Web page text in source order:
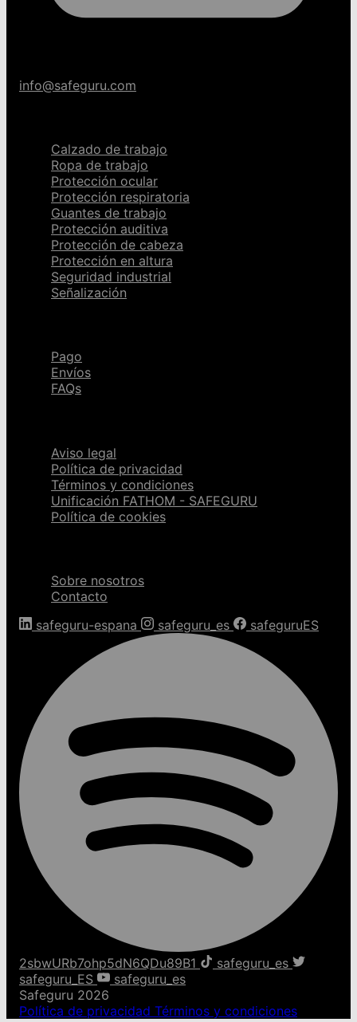
info@safeguru.com
Calzado de trabajo
Ropa de trabajo
Protección ocular
Protección respiratoria
Guantes de trabajo
Protección auditiva
Protección de cabeza
Protección en altura
Seguridad industrial
Señalización
Pago
Envíos
FAQs
Aviso legal
Política de privacidad
Términos y condiciones
Unificación FATHOM - SAFEGURU
Política de cookies
Sobre nosotros
Contacto
safeguru-espana
safeguru_es safeguruES
2sbwURb7ohp5dN6QDu89B1
safeguru_es
safeguru_ES
safeguru_es
Safeguru 2026
Política de privacidad Términos y condiciones